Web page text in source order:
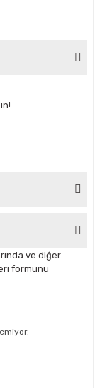
ve diğer
formunu